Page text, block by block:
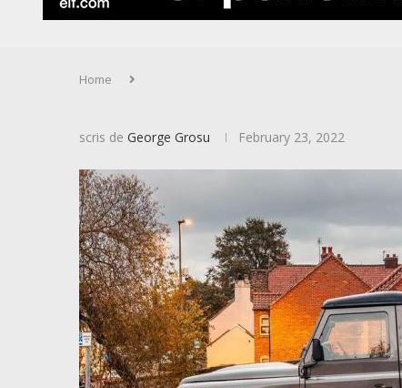
Home
scris de George Grosu February 23, 2022